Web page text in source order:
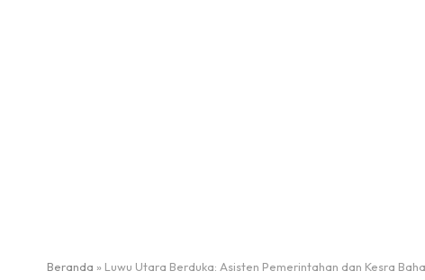
Beranda » Luwu Utara Berduka: Asisten Pemerintahan dan Kesra